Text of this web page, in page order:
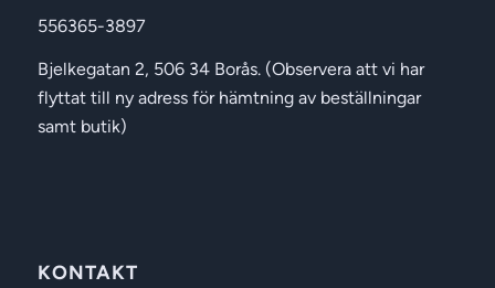
556365-3897
Bjelkegatan 2, 506 34 Borås. (Observera att vi har
flyttat till ny adress för hämtning av beställningar
samt butik)
KONTAKT